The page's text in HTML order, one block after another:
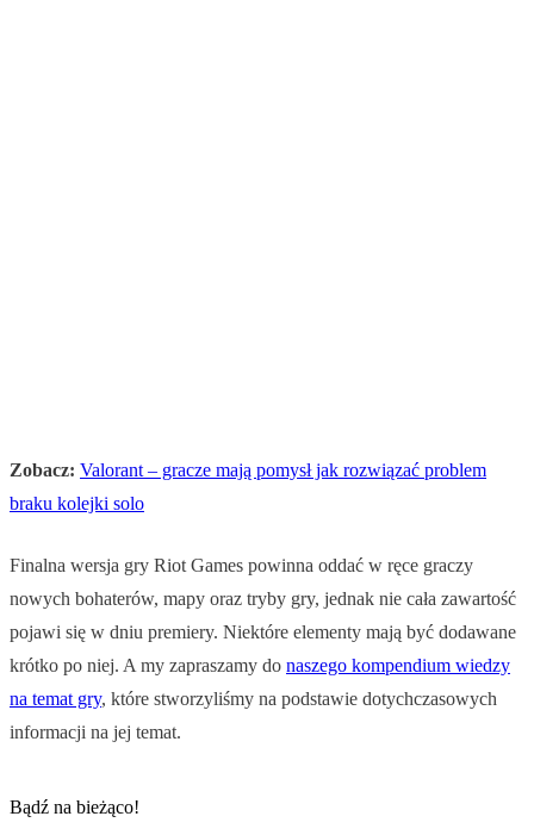
Zobacz: Valorant – gracze mają pomysł jak rozwiązać problem
braku kolejki solo
Finalna wersja gry Riot Games powinna oddać w ręce graczy
nowych bohaterów, mapy oraz tryby gry, jednak nie cała zawartość
pojawi się w dniu premiery. Niektóre elementy mają być dodawane
krótko po niej. A my zapraszamy do naszego kompendium wiedzy
na temat gry, które stworzyliśmy na podstawie dotychczasowych
informacji na jej temat.
Bądź na bieżąco!